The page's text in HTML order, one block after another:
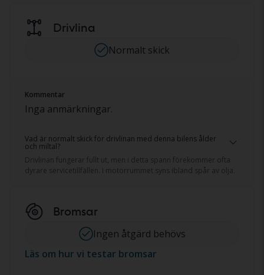
Drivlina
Normalt skick
Kommentar
Inga anmärkningar.
Vad är normalt skick för drivlinan med denna bilens ålder
och miltal?
Drivlinan fungerar fullt ut, men i detta spann förekommer ofta
dyrare servicetillfällen. I motorrummet syns ibland spår av olja.
Bromsar
Ingen åtgärd behövs
Läs om hur vi testar bromsar